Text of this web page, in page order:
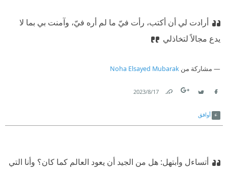
أرادت لي أن أكتب، رأت فيّ ما لم أره فيّ، وآمنت بي بما لا
يدع مجالاً لتخاذلي
مشاركة من Noha Elsayed Mubarak
17‏/8‏/2023
أوافق
أتساءل وأبتهل: هل من الجيد أن يعود العالم كما كان؟ وأنا التي